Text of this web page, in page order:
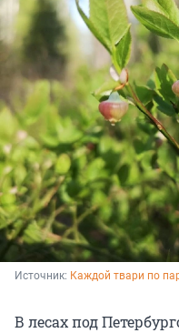
Источник: Каждой твари по
В лесах под